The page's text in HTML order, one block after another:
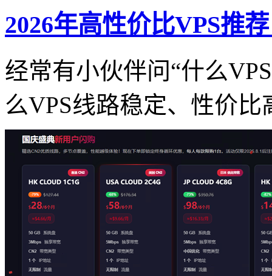
2026年高性价比VPS推
经常有小伙伴问“什么
么VPS线路稳定、性价比